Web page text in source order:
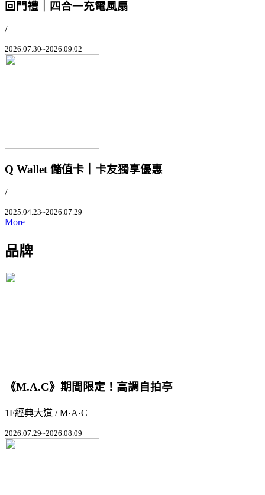
回門禮｜四合一充電風扇
/
2026.07.30~2026.09.02
Q Wallet 儲值卡｜卡友獨享優惠
/
2025.04.23~2026.07.29
More
品牌
《M.A.C》期間限定！高調自拍亭
1F經典大道 / M·A·C
2026.07.29~2026.08.09